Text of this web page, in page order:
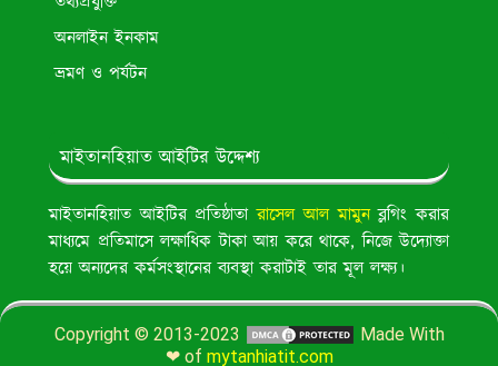
অনলাইন ইনকাম
ভ্রমণ ও পর্যটন
মাইতানহিয়াত আইটির উদ্দেশ্য
মাইতানহিয়াত আইটির প্রতিষ্ঠাতারাসেল আল মামুনব্লগিং করার
মাধ্যমে প্রতিমাসে লক্ষাধিক টাকা আয় করে থাকে, নিজে উদ্যোক্তা
হয়ে অন্যদের কর্মসংস্থানের ব্যবস্থা করাটাই তার মূল লক্ষ্য।
Copyright © 2013-2023
Made With
❤ of mytanhiatit.com